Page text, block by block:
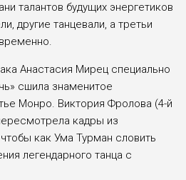
талантов будущих энергетиков
другие танцевали, а третьи
Анастасия Мирец специально
сшила знаменитое
Монро. Виктория Фролова (4-й
кадры из
как Ума Турман словить
легендарного танца с